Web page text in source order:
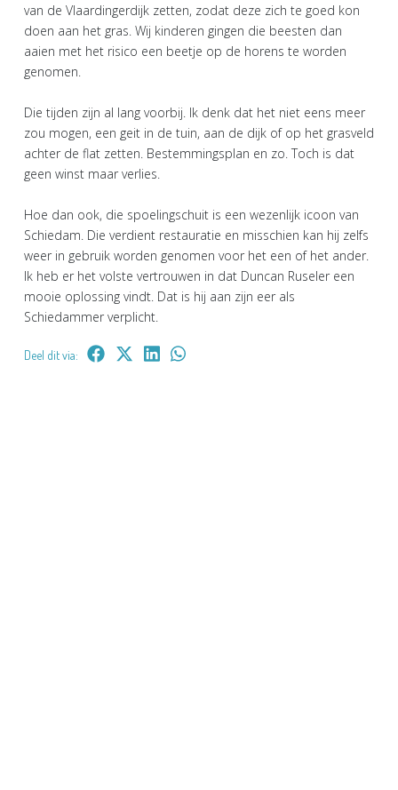
van de Vlaardingerdijk zetten, zodat deze zich te goed kon
doen aan het gras. Wij kinderen gingen die beesten dan
aaien met het risico een beetje op de horens te worden
genomen.
Die tijden zijn al lang voorbij. Ik denk dat het niet eens meer
zou mogen, een geit in de tuin, aan de dijk of op het grasveld
achter de flat zetten. Bestemmingsplan en zo. Toch is dat
geen winst maar verlies.
Hoe dan ook, die spoelingschuit is een wezenlijk icoon van
Schiedam. Die verdient restauratie en misschien kan hij zelfs
weer in gebruik worden genomen voor het een of het ander.
Ik heb er het volste vertrouwen in dat Duncan Ruseler een
mooie oplossing vindt. Dat is hij aan zijn eer als
Schiedammer verplicht.
Deel dit via: